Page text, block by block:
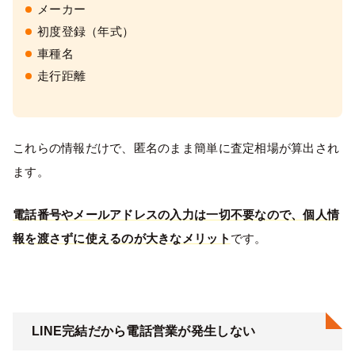
メーカー
初度登録（年式）
車種名
走行距離
これらの情報だけで、匿名のまま簡単に査定相場が算出され
ます。
電話番号やメールアドレスの入力は一切不要なので、個人情
報を渡さずに使えるのが大きなメリット です。
LINE完結だから電話営業が発生しない